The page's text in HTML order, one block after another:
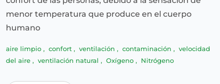
menor temperatura que produce en el cuerpo
humano
aire limpio , confort , ventilación , contaminación , velocidad
del aire , ventilación natural , Oxígeno , Nitrógeno